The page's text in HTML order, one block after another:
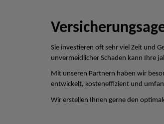
Sie investieren oft sehr viel Zeit und
unvermeidlicher Schaden kann Ihre
Mit unseren Partnern haben wir
entwickelt, kosteneffizient und
Wir erstellen Ihnen gerne den